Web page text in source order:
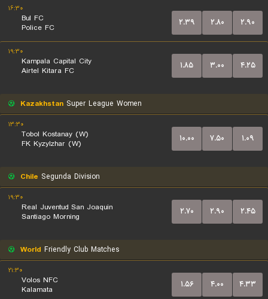
۱۶:۳۰
Bul FC
Police FC
۲.۳۹ ۲.۸۰ ۲.۹۰
۱۹:۳۰
Kampala Capital City
Airtel Kitara FC
۱.۸۵ ۳.۰۰ ۴.۲۵
Kazakhstan Super League Women
۱۳:۳۰
Tobol Kostanay (W)
FK Kyzylzhar (W)
۱۰.۰۰ ۷.۵۰ ۱.۰۹
Chile Segunda Division
۱۹:۳۰
Real Juventud San Joaquin
Santiago Morning
۲.۷۰ ۲.۹۰ ۲.۴۵
World Friendly Club Matches
۲۱:۳۰
Volos NFC
Kalamata
۱.۵۶ ۴.۰۰ ۴.۳۳